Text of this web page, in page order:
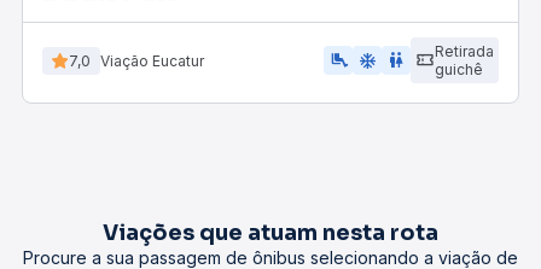
7,0 Viação Eucatur airline_seat_legroom_extra ac_unit wc
Retirada
guichê
Viações que atuam nesta rota
Procure a sua passagem de ônibus selecionando a viação de